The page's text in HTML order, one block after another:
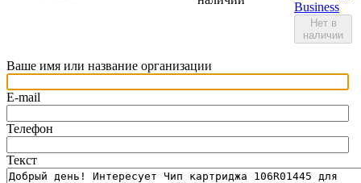
Business
Нет в
наличии
Ваше имя или название организации
E-mail
Телефон
Текст